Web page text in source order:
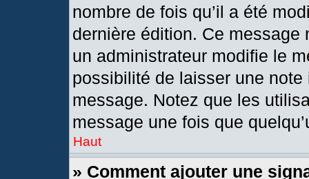
nombre de fois qu’il a été
dernière édition. Ce message
un administrateur modifie le
possibilité de laisser une
message. Notez que les
message une fois que
Haut
» Comment ajouter une